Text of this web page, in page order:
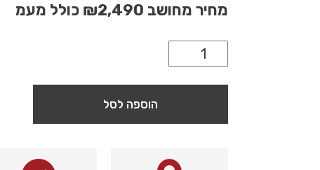
מחיר מחושב ₪2,490 כולל מעמ
הוספה לסל